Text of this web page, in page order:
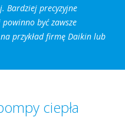
Bardziej precyzyjne
być zawsze
przykład firmę Daikin lub
ciepła